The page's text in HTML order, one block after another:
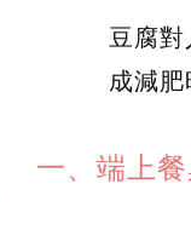
豆腐
成減肥
一、端上